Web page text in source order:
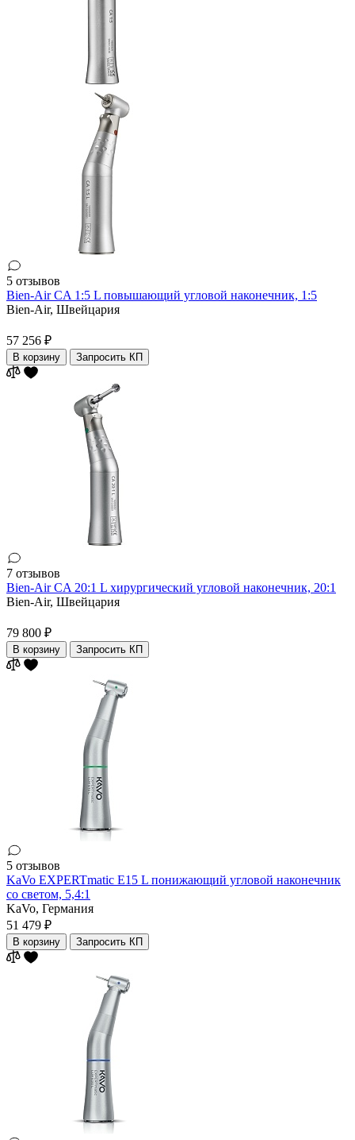
5 отзывов
Bien-Air CA 1:5 L повышающий угловой наконечник, 1:5
Bien-Air, Швейцария
57 256 ₽
В корзину Запросить КП
7 отзывов
Bien-Air CA 20:1 L хирургический угловой наконечник, 20:1
Bien-Air, Швейцария
79 800 ₽
В корзину Запросить КП
5 отзывов
KaVo EXPERTmatic E15 L понижающий угловой наконечник
со светом, 5,4:1
KaVo, Германия
51 479 ₽
В корзину Запросить КП